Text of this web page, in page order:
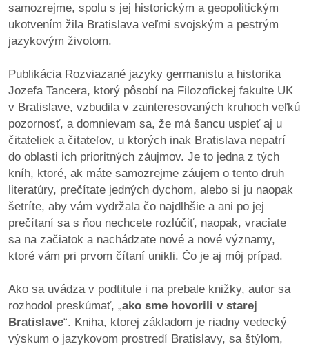
vychádzky
knihy
/
výstavy
o
nás
podpora
podporte
nás
nás
autorské
zázemie
samozrejme, spolu s jej historickým a geopolitickým
ukotvením žila Bratislava veľmi svojským a pestrým
jazykovým životom.
Publikácia Rozviazané jazyky germanistu a historika
Jozefa Tancera, ktorý pôsobí na Filozofickej fakulte UK
v Bratislave, vzbudila v zainteresovaných kruhoch veľkú
pozornosť, a domnievam sa, že má šancu uspieť aj u
čitateliek a čitateľov, u ktorých inak Bratislava nepatrí
do oblasti ich prioritných záujmov. Je to jedna z tých
kníh, ktoré, ak máte samozrejme záujem o tento druh
literatúry, prečítate jedných dychom, alebo si ju naopak
šetríte, aby vám vydržala čo najdlhšie a ani po jej
prečítaní sa s ňou nechcete rozlúčiť, naopak, vraciate
sa na začiatok a nachádzate nové a nové významy,
ktoré vám pri prvom čítaní unikli. Čo je aj môj prípad.
Ako sa uvádza v podtitule i na prebale knižky, autor sa
rozhodol preskúmať, „ako sme hovorili v starej
Bratislave“. Kniha, ktorej základom je riadny vedecký
výskum o jazykovom prostredí Bratislavy, sa štýlom,